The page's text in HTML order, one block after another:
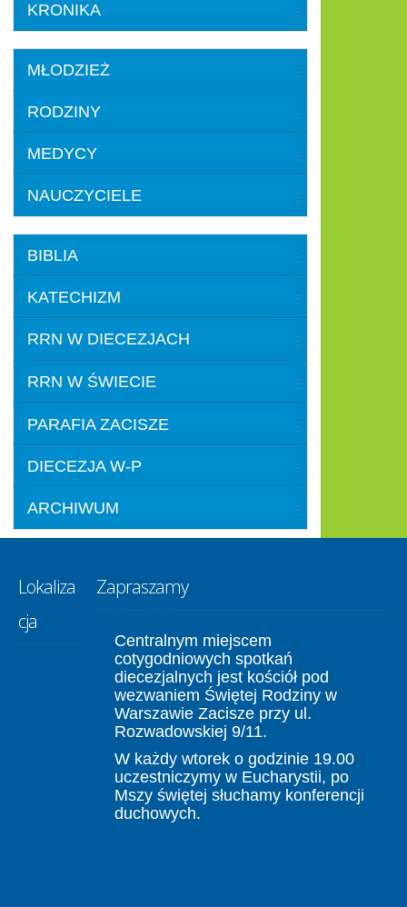
KRONIKA
MŁODZIEŻ
RODZINY
MEDYCY
NAUCZYCIELE
BIBLIA
KATECHIZM
RRN W DIECEZJACH
RRN W ŚWIECIE
PARAFIA ZACISZE
DIECEZJA W-P
ARCHIWUM
Lokaliza
cja
Zapraszamy
Centralnym miejscem
cotygodniowych spotkań
diecezjalnych jest kościół pod
wezwaniem Świętej Rodziny w
Warszawie Zacisze przy ul.
Rozwadowskiej 9/11.
W każdy wtorek o godzinie 19.00
uczestniczymy w Eucharystii, po
Mszy świętej słuchamy konferencji
duchowych.